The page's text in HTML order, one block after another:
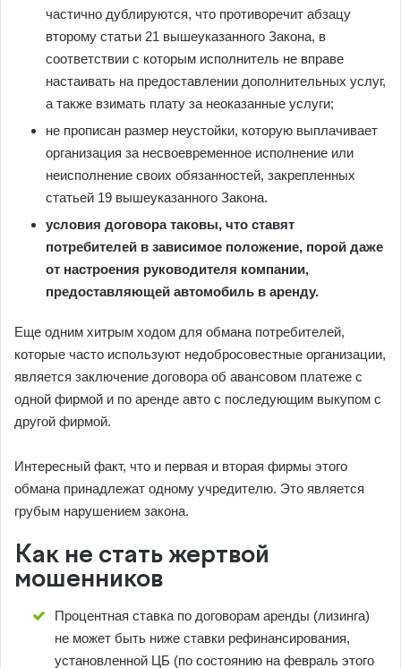
частично дублируются, что противоречит абзацу
второму статьи 21 вышеуказанного Закона, в
соответствии с которым исполнитель не вправе
настаивать на предоставлении дополнительных услуг,
а также взимать плату за неоказанные услуги;
не прописан размер неустойки, которую выплачивает
организация за несвоевременное исполнение или
неисполнение своих обязанностей, закрепленных
статьей 19 вышеуказанного Закона.
условия договора таковы, что ставят
потребителей в зависимое положение, порой даже
от настроения руководителя компании,
предоставляющей автомобиль в аренду.
Еще одним хитрым ходом для обмана потребителей,
которые часто используют недобросовестные организации,
является заключение договора об авансовом платеже с
одной фирмой и по аренде авто с последующим выкупом с
другой фирмой.
Интересный факт, что и первая и вторая фирмы этого
обмана принадлежат одному учредителю. Это является
грубым нарушением закона.
Как не стать жертвой
мошенников
Процентная ставка по договорам аренды (лизинга)
не может быть ниже ставки рефинансирования,
установленной ЦБ (по состоянию на февраль этого